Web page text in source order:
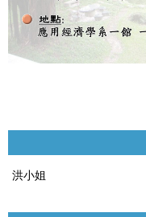
洪小姐